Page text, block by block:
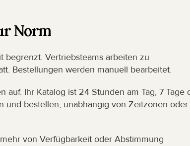
Norm
Vertriebsteams arbeiten zu
Bestellungen werden manuell bearbeitet.
Ihr Katalog ist 24 Stunden am Tag, 7 Tage
und bestellen, unabhängig von Zeitzonen oder
von Verfügbarkeit oder Abstimmung